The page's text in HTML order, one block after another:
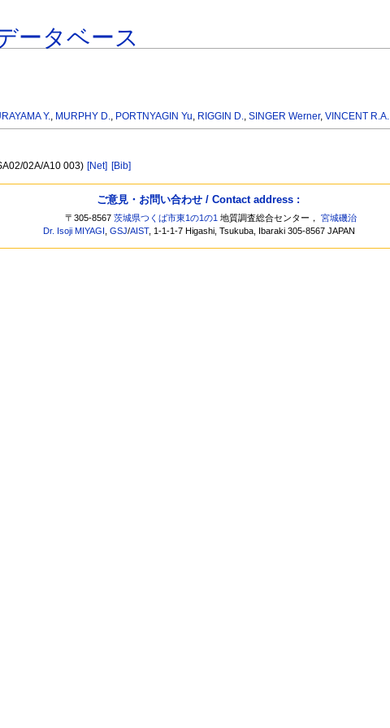
ータベース
Y., MURPHY D., PORTNYAGIN Yu, RIGGIN D.,SINGER Werner,VINCENT R.A.
02A/A10 003) [Net] [Bib]
ご意見・お問い合わせ / Contact address :
〒305-8567茨城県つくば市東1の1の1 地質調査総合センター，宮城磯治
Dr. Isoji MIYAGI ,GSJ/AIST, 1-1-1-7 Higashi, Tsukuba, Ibaraki 305-8567 JAPAN